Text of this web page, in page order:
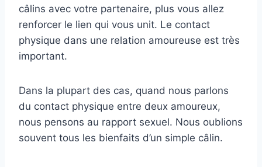
câlins avec votre partenaire, plus vous allez
renforcer le lien qui vous unit. Le contact
physique dans une relation amoureuse est très
important.
Dans la plupart des cas, quand nous parlons
du contact physique entre deux amoureux,
nous pensons au rapport sexuel. Nous oublions
souvent tous les bienfaits d’un simple câlin.